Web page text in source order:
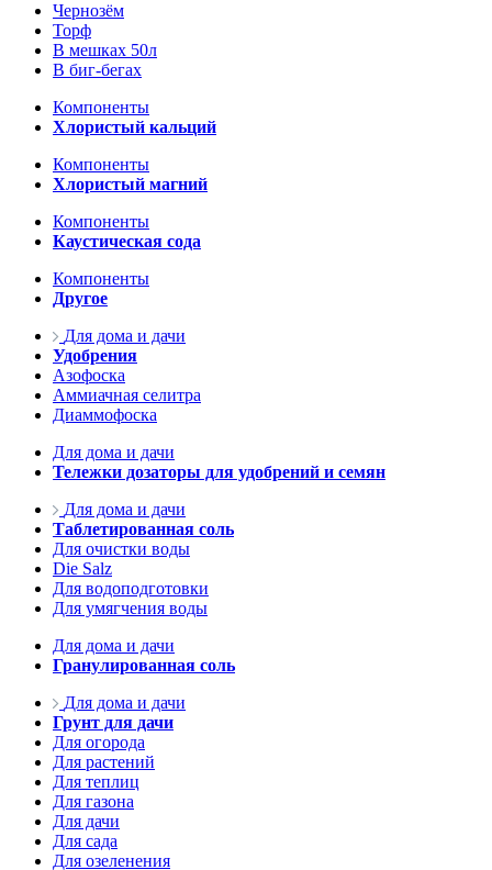
Чернозём
Торф
В мешках 50л
В биг-бегах
Компоненты
Хлористый кальций
Компоненты
Хлористый магний
Компоненты
Каустическая сода
Компоненты
Другое
Для дома и дачи
Удобрения
Азофоска
Аммиачная селитра
Диаммофоска
Для дома и дачи
Тележки дозаторы для удобрений и семян
Для дома и дачи
Таблетированная соль
Для очистки воды
Die Salz
Для водоподготовки
Для умягчения воды
Для дома и дачи
Гранулированная соль
Для дома и дачи
Грунт для дачи
Для огорода
Для растений
Для теплиц
Для газона
Для дачи
Для сада
Для озеленения